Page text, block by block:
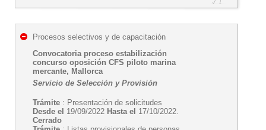
Procesos selectivos y de capacitación
Convocatoria proceso estabilización
concurso oposición CFS piloto marina
mercante, Mallorca
Servicio de Selección y Provisión
Trámite : Presentación de solicitudes
Desde el 19/09/2022 Hasta el 17/10/2022.
Cerrado